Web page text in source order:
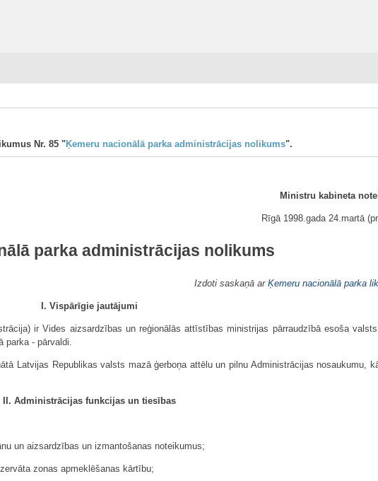
Nr. 85 "Ķemeru nacionālā parka administrācijas nolikums".
Ministru kabineta
Rīgā 1998.gada 24.martā
parka administrācijas nolikums
Izdoti saskaņā ar Ķemeru nacionālā parka
I. Vispārīgie jautājumi
ir Vides aizsardzības un reģionālās attīstības ministrijas pārraudzībā esoša
parka - pārvaldi.
Latvijas Republikas valsts mazā ģerboņa attēlu un pilnu Administrācijas nosaukumu,
II. Administrācijas funkcijas un tiesības
un aizsardzības un izmantošanas noteikumus;
zonas apmeklēšanas kārtību;